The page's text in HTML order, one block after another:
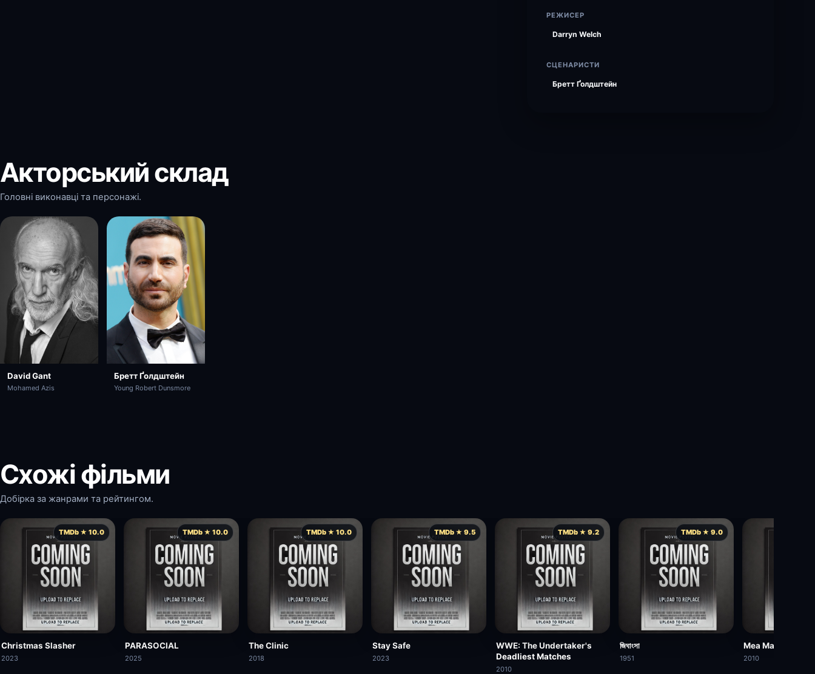
РЕЖИСЕР
Darryn Welch
СЦЕНАРИСТИ
Бретт Ґолдштейн
Акторський склад
Головні виконавці та персонажі.
David Gant
Mohamed Azis
Бретт Ґолдштейн
Young Robert Dunsmore
Схожі фільми
Добірка за жанрами та рейтингом.
TMDb ★ 10.0
Christmas Slasher
2023
TMDb ★ 10.0
PARASOCIAL
2025
TMDb ★ 10.0
The Clinic
2018
TMDb ★ 9.5
Stay Safe
2023
TMDb ★ 9.2
WWE: The Undertaker's
Deadliest Matches
2010
TMDb ★ 9.0
জিঘাংসা
1951
Mea Maxima
2010